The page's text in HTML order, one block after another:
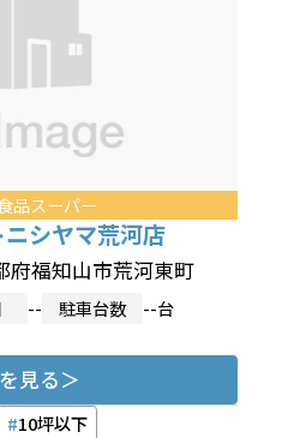
品スーパー
シヤマ荒河店
府福知山市荒河東町
-- 駐車台数
--台
見る
10坪以下